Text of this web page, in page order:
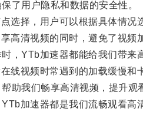
用户隐私和数据的安全性。
择，用户可以根据具体情况
清视频的同时，避免了视频
YTb加速器都能给我们带来
视频时常遇到的加载缓慢和
我们畅享高清视频，提升观
加速器都是我们流畅观看高